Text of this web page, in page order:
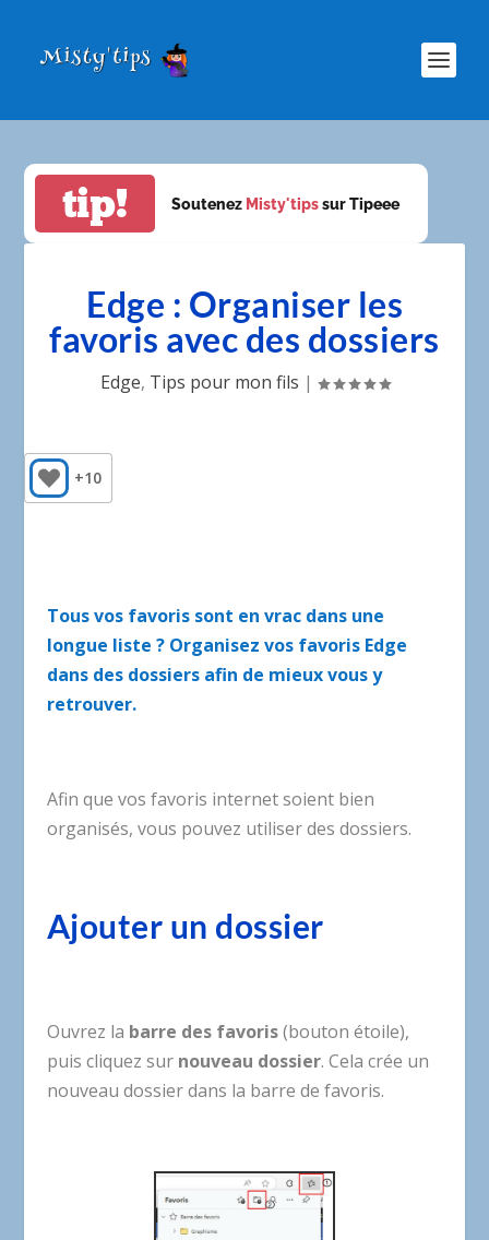
tip! Soutenez Misty'tipssur Tipeee
Edge : Organiser les
favoris avec des dossiers
Edge, Tips pour mon fils |
+10
Tous vos favoris sont en vrac dans une
longue liste ? Organisez vos favoris Edge
dans des dossiers afin de mieux vous y
retrouver.
Afin que vos favoris internet soient bien
organisés, vous pouvez utiliser des dossiers.
Ajouter un dossier
Ouvrez la barre des favoris(bouton étoile),
puis cliquez sur nouveau dossier. Cela crée un
nouveau dossier dans la barre de favoris.